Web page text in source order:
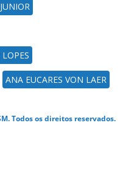
ANA EUCARES VON LAER
Todos os direitos reservados.